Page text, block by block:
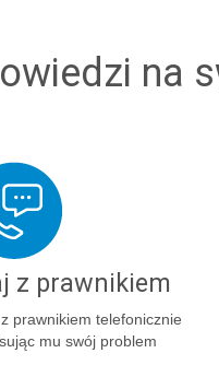
na
z prawnikiem
prawnikiem telefonicznie
mu swój problem